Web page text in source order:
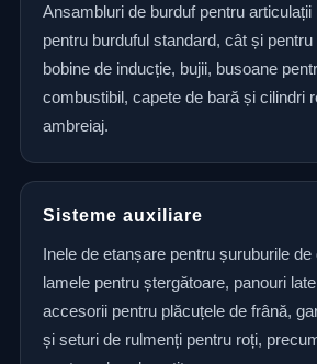
Ansambluri de burduf pentru articulații
pentru burduful standard, cât și
bobine de inducție, bujii, busoane
combustibil, capete de bară și cilindri
ambreiaj.
Sisteme auxiliare
Inele de etanșare pentru șuruburile de
lamele pentru ștergătoare, panouri
accesorii pentru plăcuțele de frână,
și seturi de rulmenți pentru roți,